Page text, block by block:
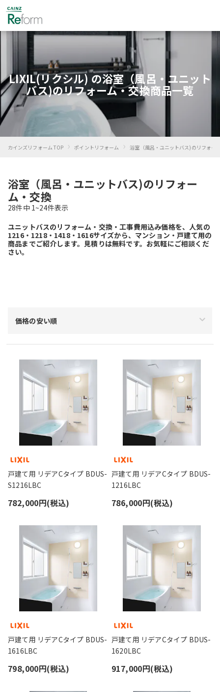
LIXIL(リクシル) の浴室（風呂・ユニット
バス)のリフォーム・交換商品一覧
カインズリフォーム TOP › ポイントリフォーム › 浴室（風呂・ユニットバス)のリフォー
浴室（風呂・ユニットバス)のリフォー
ム・交換
28件中 1~24件表示
ユニットバスのリフォーム・交換・工事費用込み価格を、人気の
1216・1218・1418・1616サイズから、マンション・戸建て用の
商品までご紹介します。見積りは無料です。お気軽にご相談くだ
さい。
価格の安い順
戸建て用 リデアCタイプ BDUS-
S1216LBC
782,000円(税込)
戸建て用 リデアCタイプ BDUS-
1216LBC
786,000円(税込)
戸建て用 リデアCタイプ BDUS-
1616LBC
798,000円(税込)
戸建て用 リデアCタイプ BDUS-
1620LBC
917,000円(税込)